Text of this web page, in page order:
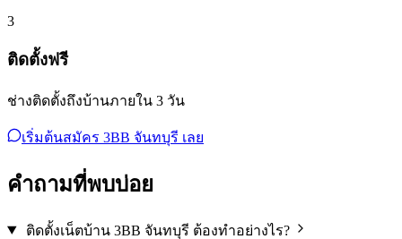
3
ติดตั้งฟรี
ช่างติดตั้งถึงบ้านภายใน 3 วัน
เริ่มต้นสมัคร 3BB จันทบุรี เลย
คำถามที่พบบ่อย
ติดตั้งเน็ตบ้าน 3BB จันทบุรี ต้องทำอย่างไร?